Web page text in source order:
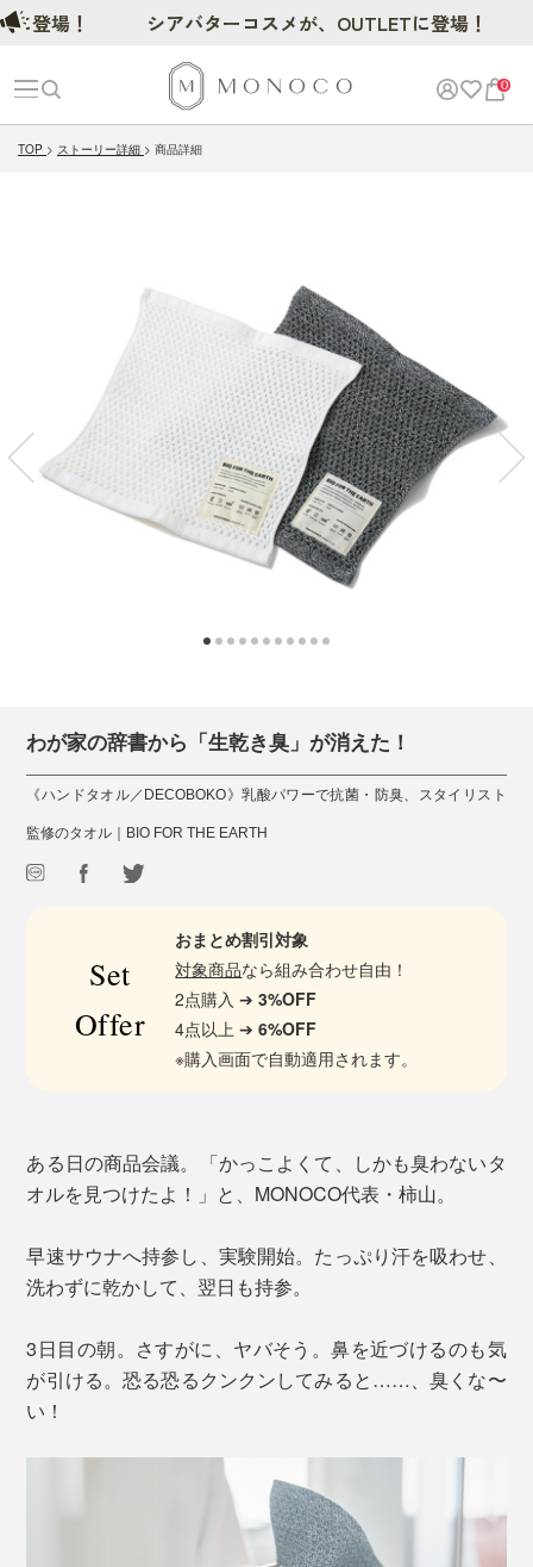
0
TOP ストーリー詳細 商品詳細
わが家の辞書から「生乾き臭」が消えた！
《ハンドタオル／DECOBOKO》乳酸パワーで抗菌・防臭、スタイリスト
監修のタオル｜BIO FOR THE EARTH
Set
Offer
おまとめ割引対象
対象商品なら組み合わせ自由！
2点購入 ➔3%OFF
4点以上 ➔6%OFF
※購入画面で自動適用されます。
ある日の商品会議。「かっこよくて、しかも臭わないタ
オルを見つけたよ！」と、MONOCO代表・柿山。
早速サウナへ持参し、実験開始。たっぷり汗を吸わせ、
洗わずに乾かして、翌日も持参。
3日目の朝。さすがに、ヤバそう。鼻を近づけるのも気
が引ける。恐る恐るクンクンしてみると……、臭くな〜
い！
場！ シアバターコスメが、OUTLETに登場！